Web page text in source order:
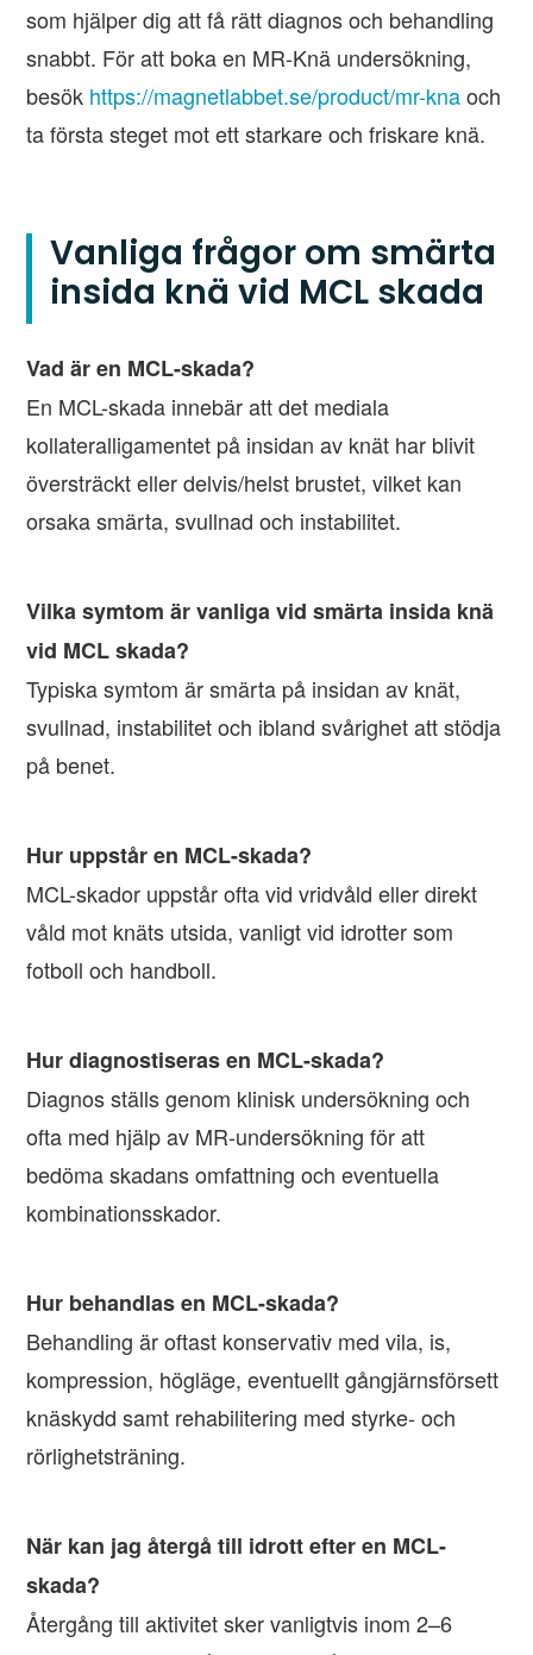
som hjälper dig att få rätt diagnos och behandling
snabbt. För att boka en MR-Knä undersökning,
besök https://magnetlabbet.se/product/mr-knaoch
ta första steget mot ett starkare och friskare knä.
Vanliga frågor om smärta
insida knä vid MCL skada
Vad är en MCL-skada?
En MCL-skada innebär att det mediala
kollateralligamentet på insidan av knät har blivit
översträckt eller delvis/helst brustet, vilket kan
orsaka smärta, svullnad och instabilitet.
Vilka symtom är vanliga vid smärta insida knä
vid MCL skada?
Typiska symtom är smärta på insidan av knät,
svullnad, instabilitet och ibland svårighet att stödja
på benet.
Hur uppstår en MCL-skada?
MCL-skador uppstår ofta vid vridvåld eller direkt
våld mot knäts utsida, vanligt vid idrotter som
fotboll och handboll.
Hur diagnostiseras en MCL-skada?
Diagnos ställs genom klinisk undersökning och
ofta med hjälp av MR-undersökning för att
bedöma skadans omfattning och eventuella
kombinationsskador.
Hur behandlas en MCL-skada?
Behandling är oftast konservativ med vila, is,
kompression, högläge, eventuellt gångjärnsförsett
knäskydd samt rehabilitering med styrke- och
rörlighetsträning.
När kan jag återgå till idrott efter en MCL-
skada?
Återgång till aktivitet sker vanligtvis inom 2–6